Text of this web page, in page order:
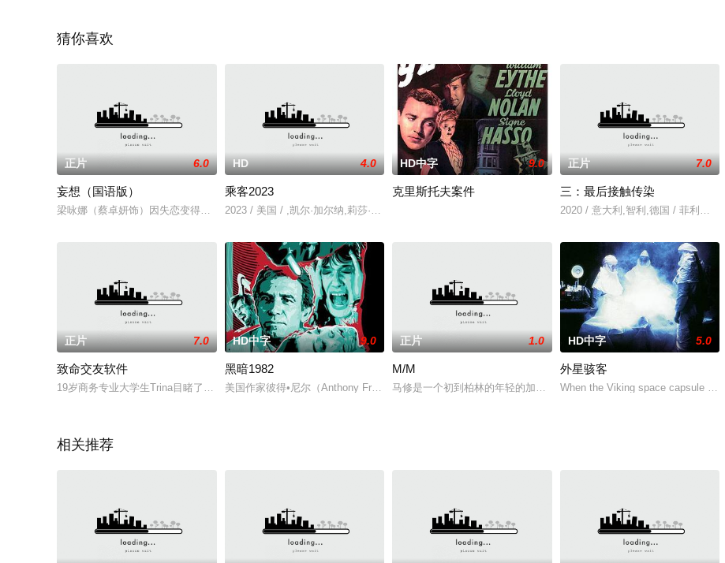
猜你喜欢
正片 6.0
妄想（国语版）
梁咏娜（蔡卓妍饰）因失恋变得精神恍惚。有天她遇到了与前男友阿坤十分相似的伟豪（余文乐饰），令她对生活仿佛也有了希望。好友阿仪（梁洛
HD 4.0
乘客2023
2023 / 美国 / ,凯尔·加尔纳,莉莎·维尔,比利·斯洛特,Merah,Benoit,约翰尼·贝希托尔德,贝茜·波雷戈,Angie,Dillard,
HD中字 9.0
克里斯托夫案件
正片 7.0
三：最后接触传染
2020 / 意大利,智利,德国 / 菲利普·里
正片 7.0
致命交友软件
19岁商务专业大学生Trina目睹了自己辅导过的女生Jade在车库被撞死，但警方认为是一起意外事件。为了支付大学费用，Trina开
HD中字 9.0
黑暗1982
美国作家彼得•尼尔（Anthony Franciosa 饰）善写恐怖惊悚小说，其作品风靡欧洲各国。不久前，意大利出版
正片 1.0
M/M
马修是一个初到柏林的年轻的加拿大人。他是来重新开始的，但他感受
HD中字 5.0
外星骇客
When the Viking space capsule
相关推荐